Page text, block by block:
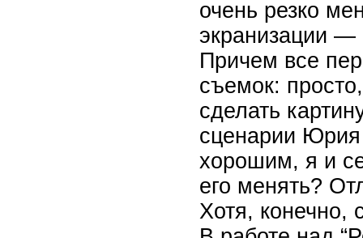
очень резко
экранизации —
Причем все
съемок:
сделать
сценарии
хорошим, я и
его менять?
Хотя, конечно,